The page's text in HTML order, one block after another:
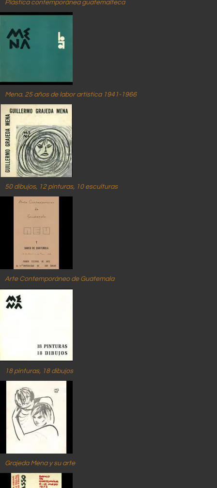
Plástica contemporánea guatemalteca
Mena. 25 años de labor artística 1941-1966
50 dibujos, 12 pinturas, 10 esculturas
Arte Contemporáneo de Guatemala
18 pinturas, 18 dibujos
Grajeda Mena y su arte